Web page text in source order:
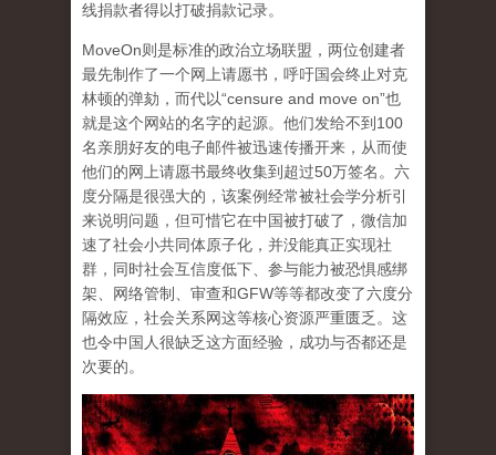
线捐款者得以打破捐款记录。
MoveOn则是标准的政治立场联盟，两位创建者
最先制作了一个网上请愿书，呼吁国会终止对克
林顿的弹劾，而代以“censure and move on”也
就是这个网站的名字的起源。他们发给不到100
名亲朋好友的电子邮件被迅速传播开来，从而使
他们的网上请愿书最终收集到超过50万签名。六
度分隔是很强大的，该案例经常被社会学分析引
来说明问题，但可惜它在中国被打破了，微信加
速了社会小共同体原子化，并没能真正实现社
群，同时社会互信度低下、参与能力被恐惧感绑
架、网络管制、审查和GFW等等都改变了六度分
隔效应，社会关系网这等核心资源严重匮乏。这
也令中国人很缺乏这方面经验，成功与否都还是
次要的。